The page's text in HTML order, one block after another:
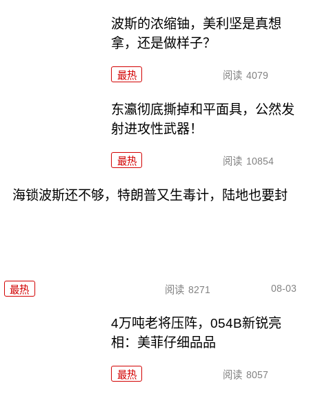
波斯的浓缩铀，美利坚是真想
拿，还是做样子？
最热 阅读 4079
东瀛彻底撕掉和平面具，公然发
射进攻性武器！
最热 阅读 10854
海锁波斯还不够，特朗普又生毒计，陆地也要封
最热 阅读 8271 08-03
4万吨老将压阵，054B新锐亮
相：美菲仔细品品
最热 阅读 8057